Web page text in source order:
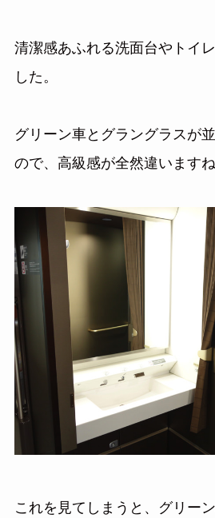
清潔感あふれる洗面台やトイ
した。
グリーン車とグラングラスが
ので、高級感が全然違いますね
これを見てしまうと、グリー